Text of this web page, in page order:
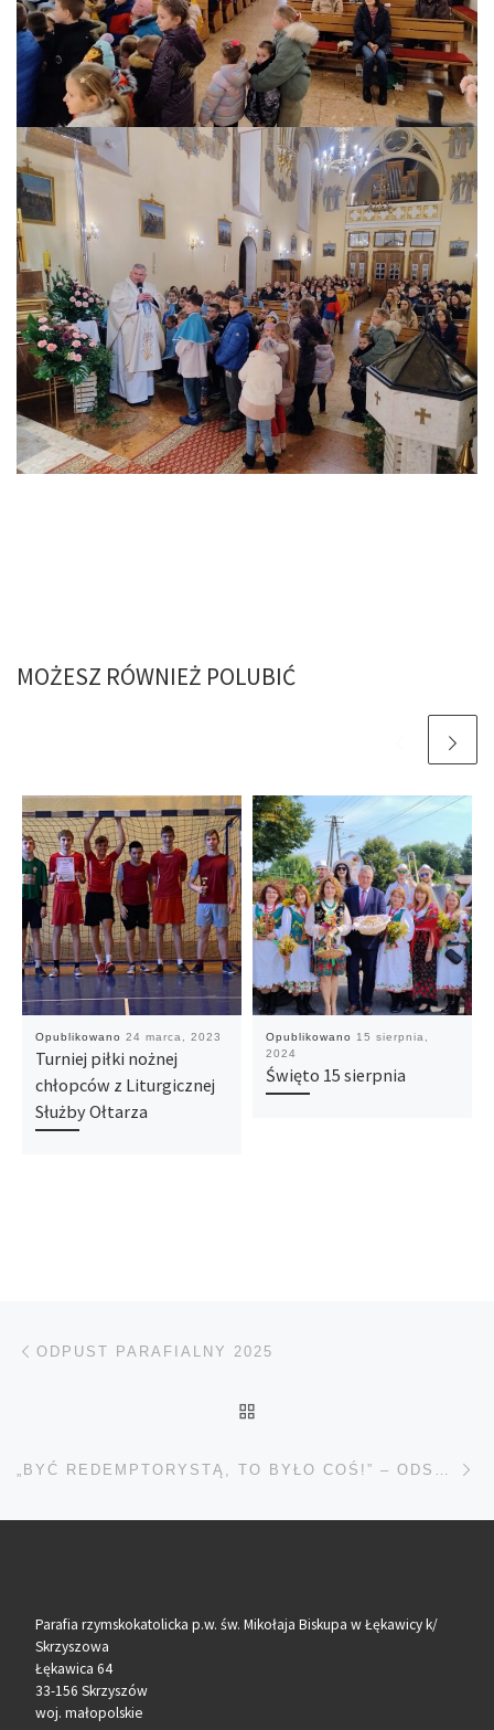
MOŻESZ RÓWNIEŻ POLUBIĆ
Opublikowano 24 marca, 2023
Turniej piłki nożnej
chłopców z Liturgicznej
Służby Ołtarza
Opublikowano
15 sierpnia,
2024
Święto 15 sierpnia
Nawigacja wpisu
ODPUST PARAFIALNY 2025
Parafia rzymskokatolicka p.w. św. Mikołaja Biskupa w Łękawicy k/
Skrzyszowa
Łękawica 64
33-156 Skrzyszów
woj. małopolskie